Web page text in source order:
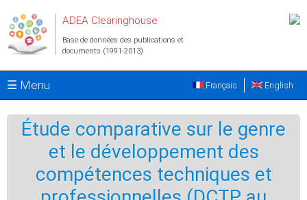
ADEA Clearinghouse
Base de données des publications et
documents (1991-2013)
☰ Menu English
Français
Étude comparative sur le genre
et le développement des
compétences techniques et